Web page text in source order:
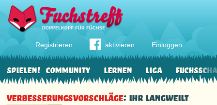
Registrieren aktivieren Einloggen
Community Lernen Liga
Spielen!
Verbesserungsvorschläge: Ihr langweilt